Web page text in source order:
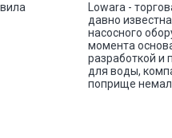
Lowara -
давно
насосного
момента
разработкой и
для воды,
поприще